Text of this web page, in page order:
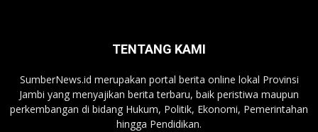
TENTANG KAMI
SumberNews.id merupakan portal berita online lokal Provinsi
Jambi yang menyajikan berita terbaru, baik peristiwa maupun
perkembangan di bidang Hukum, Politik, Ekonomi, Pemerintahan
hingga Pendidikan.